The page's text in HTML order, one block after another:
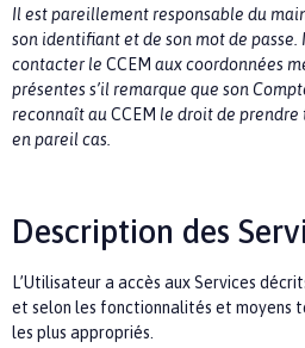
Il est pareillement responsable du
son identifiant et de son mot de
contacter le CCEM aux coordonnées
présentes s’il remarque que son
reconnaît au CCEM le droit de prendre
en pareil cas.
Description des
L’Utilisateur a accès aux Services
et selon les fonctionnalités et moyens
les plus appropriés.